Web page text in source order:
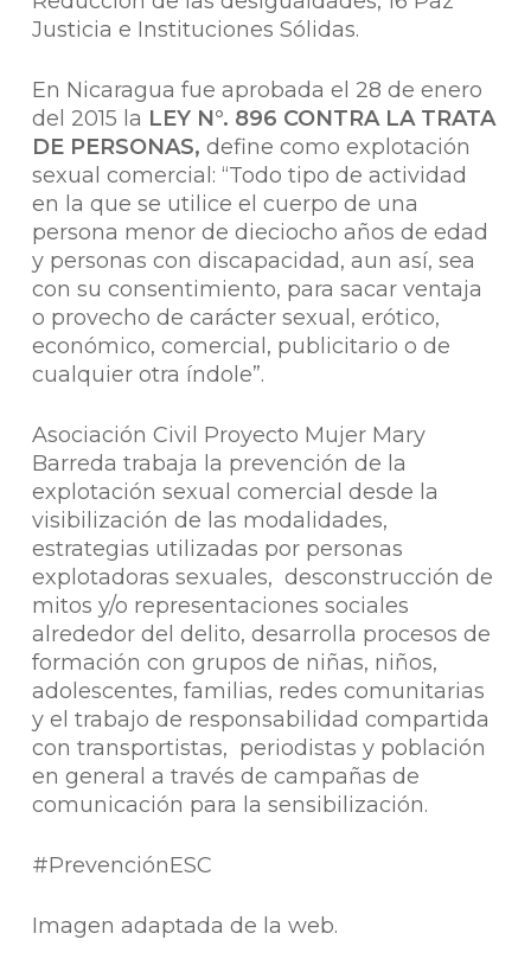
Justicia e Instituciones Sólidas.
En Nicaragua fue aprobada el 28 de enero
del 2015 la LEY N°. 896 CONTRA LA TRATA
DE PERSONAS, define como explotación
sexual comercial: “Todo tipo de actividad
en la que se utilice el cuerpo de una
persona menor de dieciocho años de edad
y personas con discapacidad, aun así, sea
con su consentimiento, para sacar ventaja
o provecho de carácter sexual, erótico,
económico, comercial, publicitario o de
cualquier otra índole”.
Asociación Civil Proyecto Mujer Mary
Barreda trabaja la prevención de la
explotación sexual comercial desde la
visibilización de las modalidades,
estrategias utilizadas por personas
explotadoras sexuales, desconstrucción de
mitos y/o representaciones sociales
alrededor del delito, desarrolla procesos de
formación con grupos de niñas, niños,
adolescentes, familias, redes comunitarias
y el trabajo de responsabilidad compartida
con transportistas, periodistas y población
en general a través de campañas de
comunicación para la sensibilización.
#PrevenciónESC
Imagen adaptada de la web.